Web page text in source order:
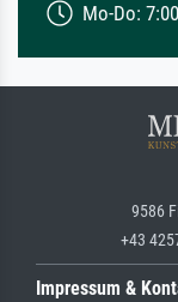
Mo-Do:
9586
+43
Impressum &